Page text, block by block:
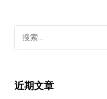
索：
近期文章